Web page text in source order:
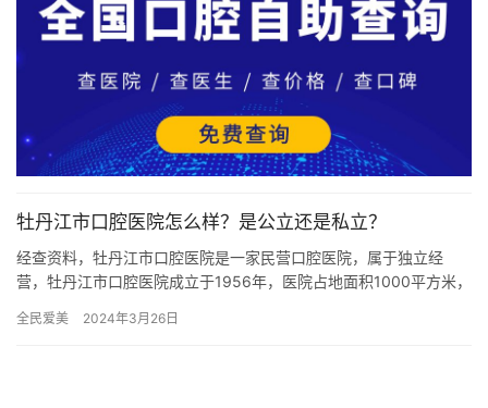
牡丹江市口腔医院怎么样？是公立还是私立？
经查资料，牡丹江市口腔医院是一家民营口腔医院，属于独立经
营，牡丹江市口腔医院成立于1956年，医院占地面积1000平方米，
全民爱美 2024年3月26日